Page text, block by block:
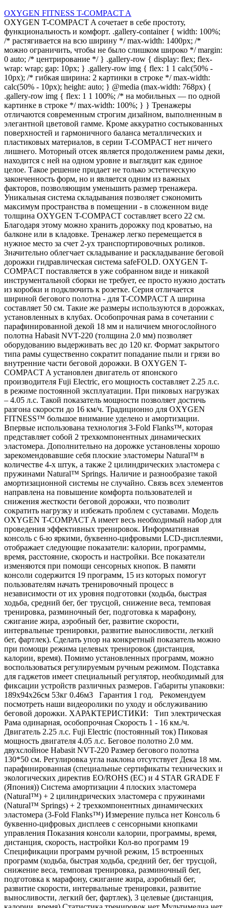
OXYGEN FITNESS T-COMPACT A
OXYGEN T-COMPACT A сочетает в себе простоту,
функциональность и комфорт. .gallery-container { width: 100%;
/* растягивается на всю ширину */ max-width: 1400px; /*
можно ограничить, чтобы не было слишком широко */ margin:
0 auto; /* центрирование */ } .gallery-row { display: flex; flex-
wrap: wrap; gap: 10px; } .gallery-row img { flex: 1 1 calc(50% -
10px); /* гибкая ширина: 2 картинки в строке */ max-width:
calc(50% - 10px); height: auto; } @media (max-width: 768px) {
.gallery-row img { flex: 1 1 100%; /* на мобильных — по одной
картинке в строке */ max-width: 100%; } } Тренажеры
отличаются современным строгим дизайном, выполненным в
элегантной цветовой гамме. Кроме аккуратно состыкованных
поверхностей и гармоничного баланса металлических и
пластиковых материалов, в серии T-COMPACT нет ничего
лишнего. Моторный отсек является продолжением рамы деки,
находится с ней на одном уровне и выглядит как единое
целое. Такое решение придает не только эстетическую
законченность форм, но и является одним из важных
факторов, позволяющим уменьшить размер тренажера.
Уникальная система складывания позволяет сэкономить
максимум пространства в помещении - в сложенном виде
толщина OXYGEN T-COMPACT составляет всего 22 см.
Благодаря этому можно хранить дорожку под кроватью, на
балконе или в кладовке. Тренажер легко перемещается в
нужное место за счет 2-ух транспортировочных роликов.
Значительно облегчает складывание и раскладывание беговой
дорожки гидравлическая система safeFOLD. OXYGEN T-
COMPACT поставляется в уже собранном виде и никакой
инструментальной сборки не требует, ее просто нужно достать
из коробки и подключить к розетке. Серия отличается
шириной бегового полотна - для T-COMPACT A ширина
составляет 50 см. Такие же размеры используются в дорожках,
установленных в клубах. Особопрочная рама в сочетании с
парафинированной декой 18 мм и наличием многослойного
полотна Habasit NVT-220 (толщина 2.0 мм) позволяет
оборудованию выдерживать вес до 120 кг. Формат закрытого
типа рамы существенно сократит попадание пыли и грязи во
внутренние части беговой дорожки. В OXYGEN T-
COMPACT A установлен двигатель от японского
производителя Fuji Electric, его мощность составляет 2.25 л.с.
в режиме постоянной эксплуатации. При пиковых нагрузках
– 4.05 л.с. Такой показатель мощности позволяет достичь
разгона скорости до 16 км/ч. Традиционно для OXYGEN
FITNESS™ большое внимание уделено и амортизации.
Впервые использована технология 3-Fold Flanks™, которая
представляет собой 2 трехкомпонентных динамических
эластомера. Дополнительно на дорожке установлены хорошо
зарекомендовавшие себя плоские эластомеры Natural™ в
количестве 4-х штук, а также 2 цилиндрических эластомера с
пружинами Natural™ Springs. Наличие и разнообразие такой
амортизационной системы не случайно. Связь всех элементов
направлена на повышение комфорта пользователей и
снижения жесткости беговой дорожки, что позволит
сократить нагрузку и избежать проблем с суставами. Модель
OXYGEN T-COMPACT A имеет весь необходимый набор для
проведения эффективных тренировок. Информативная
консоль с 6-ю яркими, буквенно-цифровыми LCD-дисплеями,
отображает следующие показатели: калории, программы,
время, расстояние, скорость и настройки. Все показатели
изменяются при помощи сенсорных кнопок. В памяти
консоли содержится 19 программ, 15 из которых помогут
пользователям начать тренировочный процесс в
независимости от их уровня подготовки (ходьба, быстрая
ходьба, средний бег, бег трусцой, снижение веса, темповая
тренировка, разминочный бег, подготовка к марафону,
сжигание жира, аэробный бег, развитие скорости,
интервальные тренировки, развитие выносливости, легкий
бег, фартлек). Сделать упор на конкретный показатель можно
при помощи режима целевых тренировок (дистанция,
калории, время). Помимо установленных программ, можно
воспользоваться регулируемым ручным режимом. Подставка
для гаджетов имеет специальный регулятор, необходимый для
фиксации устройств различных размеров. Габариты упаковки:
189х94х26см 53кг 0.46м3 Гарантия 1 год. Рекомендуем
посмотреть наши видеоролики по уходу и обслуживанию
беговой дорожки. ХАРАКТЕРИСТИКИ: Тип электрическая
Рама одинарная, особопрочная Скорость 1 - 16 км./ч.
Двигатель 2.25 л.с. Fuji Electric (постоянный ток) Пиковая
мощность двигателя 4.05 л.с. Беговое полотно 2.0 мм.
двухслойное Habasit NVT-220 Размер бегового полотна
130*50 см. Регулировка угла наклона отсутствует Дека 18 мм.
парафинированная (специальные сертификаты технических и
экологических директив EO/ROHS (ЕС) и 4 STAR GRADE F
(Япония)) Система амортизации 4 плоских эластомера
(Natural™) + 2 цилиндрических эластомера с пружинами
(Natural™ Springs) + 2 трехкомпонентных динамических
эластомера (3-Fold Flanks™) Измерение пульса нет Консоль 6
буквенно-цифровых дисплеев с сенсорными кнопками
управления Показания консоли калории, программы, время,
дистанция, скорость, настройки Кол-во программ 19
Спецификации программ ручной режим, 15 встроенных
программ (ходьба, быстрая ходьба, средний бег, бег трусцой,
снижение веса, темповая тренировка, разминочный бег,
подготовка к марафону, сжигание жира, аэробный бег,
развитие скорости, интервальные тренировки, развитие
выносливости, легкий бег, фартлек), 3 целевые (дистанция,